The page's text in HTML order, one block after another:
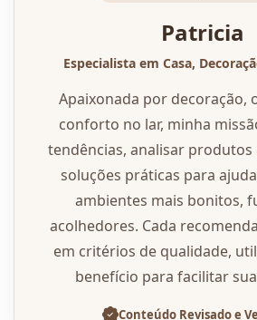
Patricia
Especialista em Casa,
Apaixonada por decoração,
conforto no lar, minha
tendências, analisar
soluções práticas para
ambientes mais bonitos,
acolhedores. Cada
em critérios de qualidade,
benefício para facilitar
Conteúdo Revisado e